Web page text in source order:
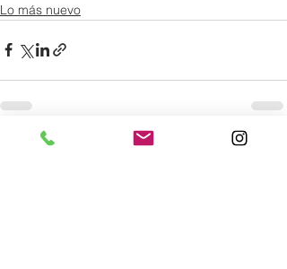
Lo más nuevo